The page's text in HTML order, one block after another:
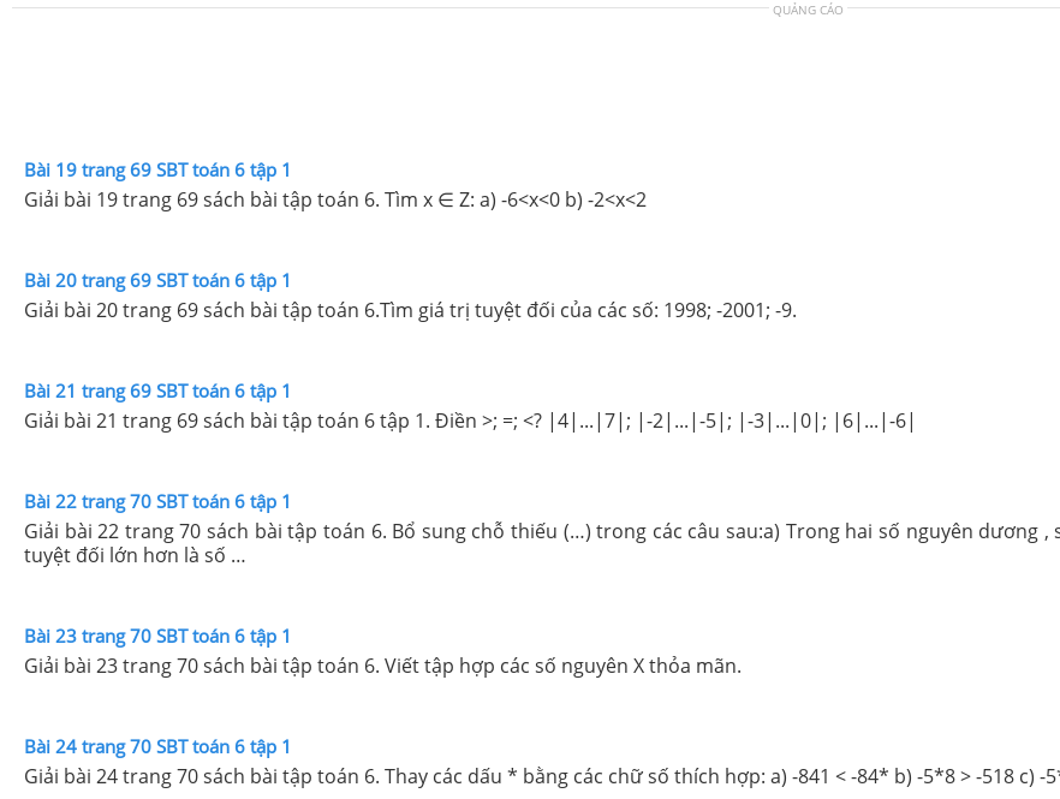
QUẢNG CÁO
Bài 19 trang 69 SBT toán 6 tập 1
Giải bài 19 trang 69 sách bài tập toán 6. Tìm x ∈ Z: a) -6<x<0 b) -2<x<2
Bài 20 trang 69 SBT toán 6 tập 1
Giải bài 20 trang 69 sách bài tập toán 6.Tìm giá trị tuyệt đối của các số: 1998; -2001; -9.
Bài 21 trang 69 SBT toán 6 tập 1
Giải bài 21 trang 69 sách bài tập toán 6 tập 1. Điền >; =; <? |4|...|7|; |-2|...|-5|; |-3|...|0|; |6|...|-6|
Bài 22 trang 70 SBT toán 6 tập 1
Giải bài 22 trang 70 sách bài tập toán 6. Bổ sung chỗ thiếu (…) trong các câu sau:a) Trong hai số nguyên
tuyệt đối lớn hơn là số …
Bài 23 trang 70 SBT toán 6 tập 1
Giải bài 23 trang 70 sách bài tập toán 6. Viết tập hợp các số nguyên X thỏa mãn.
Bài 24 trang 70 SBT toán 6 tập 1
Giải bài 24 trang 70 sách bài tập toán 6. Thay các dấu * bằng các chữ số thích hợp: a) -841 < -84* b) -5*8 > -518 c) -